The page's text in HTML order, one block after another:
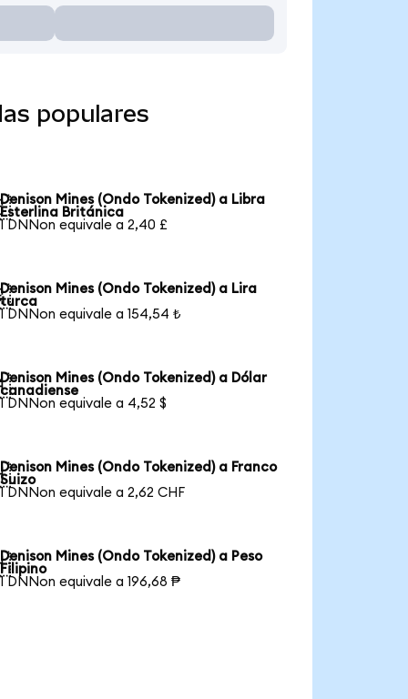
populares
Denison Mines (Ondo Tokenized) a Libra
Esterlina Británica
1 DNNon equivale a 2,40 £
Denison Mines (Ondo Tokenized) a Lira
turca
1 DNNon equivale a 154,54 ₺
Denison Mines (Ondo Tokenized) a Dólar
canadiense
1 DNNon equivale a 4,52 $
Denison Mines (Ondo Tokenized) a Franco
Suizo
1 DNNon equivale a 2,62 CHF
Denison Mines (Ondo Tokenized) a Peso
Filipino
1 DNNon equivale a 196,68 ₱